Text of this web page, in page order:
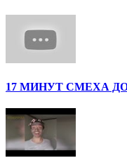
17 МИНУТ СМЕХА